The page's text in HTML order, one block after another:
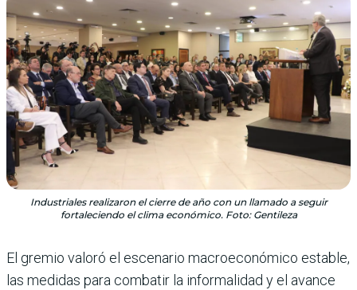
Industriales realizaron el cierre de año con un llamado a seguir
fortaleciendo el clima económico. Foto: Gentileza
El gremio valoró el escenario macroeconómico estable,
las medidas para combatir la informalidad y el avance